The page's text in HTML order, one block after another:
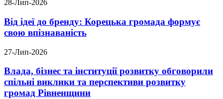
28-Лип-2026
Від ідеї до бренду: Корецька громада формує
свою впізнаваність
27-Лип-2026
Влада, бізнес та інституції розвитку обговорили
спільні виклики та перспективи розвитку
громад Рівненщини